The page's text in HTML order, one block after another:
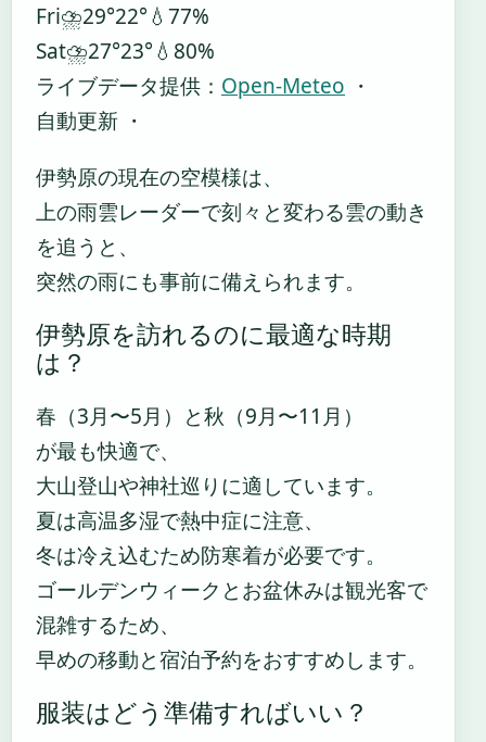
Fri⛈️29°22°💧77%
Sat⛈️27°23°💧80%
ライブデータ提供： Open-Meteo ・
自動更新 ・
伊勢原の現在の空模様は、
上の雨雲レーダーで刻々と変わる雲の動き
を追うと、
突然の雨にも事前に備えられます。
伊勢原を訪れるのに最適な時期
は？
春（3月〜5月）と秋（9月〜11月）
が最も快適で、
大山登山や神社巡りに適しています。
夏は高温多湿で熱中症に注意、
冬は冷え込むため防寒着が必要です。
ゴールデンウィークとお盆休みは観光客で
混雑するため、
早めの移動と宿泊予約をおすすめします。
服装はどう準備すればいい？